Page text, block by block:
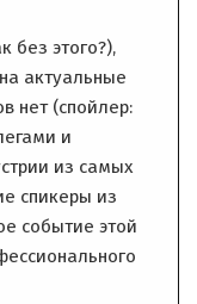
без этого?),
актуальные
нет (спойлер:
и
из самых
спикеры из
событие этой